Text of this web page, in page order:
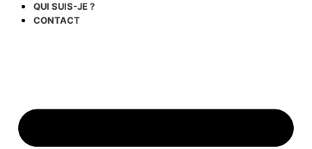
QUI SUIS-JE ?
CONTACT